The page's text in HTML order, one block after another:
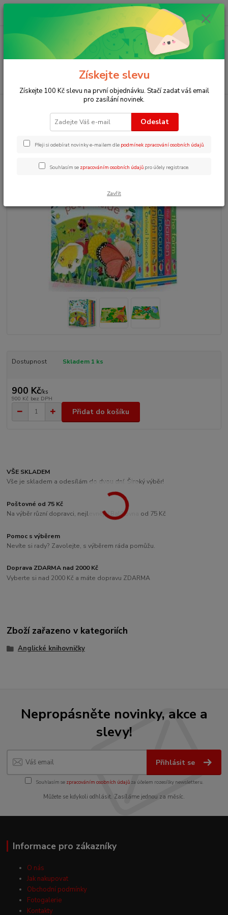
Menu
ks
0 Kč
Anglické knihovničky
Library - Peep inside slipcase 6x
Dostupnost Skladem 1 ks
900 Kč/ks
900 Kč bez DPH
Přidat do košíku
VŠE SKLADEM
Vše je skladem a odesílám do dvou dní. Široký výběr!
Poštovné od 75 Kč
Na výběr různí dopravci, nejlevnější Balíkovna od 75 Kč
Pomoc s výběrem
Nevíte si rady? Zavolejte, s výběrem ráda pomůžu.
Doprava ZDARMA nad 2000 Kč
Vyberte si nad 2000 Kč a máte dopravu ZDARMA
Zboží zařazeno v kategoriích
Anglické knihovničky
Nepropásněte novinky, akce a
slevy!
Přihlásit se
Souhlasím se zpracováním osobních údajůza účelem rozesílky newsletteru.
Můžete se kdykoli odhlásit. Zasíláme jednou za měsíc.
Informace pro zákazníky
O nás
Jak nakupovat
Obchodní podmínky
Fotogalerie
Kontakty
Získejte slevu
Získejte 100 Kč slevu na první objednávku. Stačí zadat váš email
pro zasílání novinek.
Odeslat
Přeji si odebírat novinky e-mailem dle podmínek zpracování osobních údajů.
Souhlasím se zpracováním osobních údajů pro účely registrace.
Zavřít